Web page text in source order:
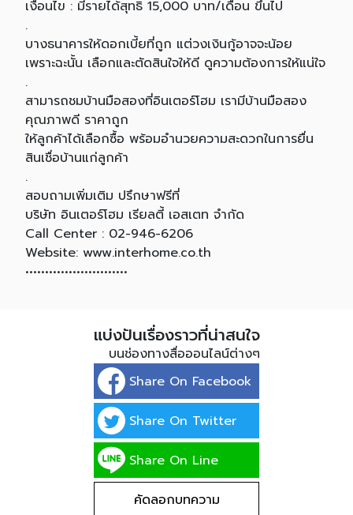
เงื่อนไข : มีรายได้สุทธิ 15,000 บาท/เดือน ขึ้นไป
.
บางธนาคารให้ดอกเบี้ยที่ถูก แต่วงเงินกู้อาจจะน้อย
เพราะฉะนั้น เลือกและตัดสินใจให้ดี ดูความต้องการให้แน่ใจ
.
สามารถชมบ้านมือสองที่อินเตอร์โฮม เรามีบ้านมือสอง
คุณภาพดี ราคาถูก
ให้ลูกค้าได้เลือกซื้อ พร้อมอำนวยความสะดวกในการยื่น
สินเชื่อบ้านแก่ลูกค้า
.
สอบถามเพิ่มเติม ปรึกษาฟรีที่
บริษัท อินเตอร์โฮม เรียลตี้ เอสเตท จำกัด
Call Center : 02-946-6206
Website: www.interhome.co.th
••••••••••••••••••••••••••
แบ่งปันเรื่องราวที่น่าสนใจ
บนช่องทางสื่อออนไลน์ต่างๆ
Share On Facebook
Share On Twitter
Share On Line
คัดลอกบทความ